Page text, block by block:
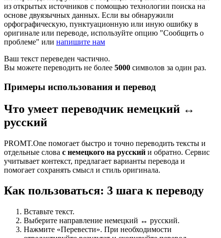
из открытых источников с помощью технологии поиска на
основе двуязычных данных. Если вы обнаружили
орфографическую, пунктуационную или иную ошибку в
оригинале или переводе, используйте опцию "Сообщить о
проблеме" или напишите нам
Ваш текст переведен частично.
Вы можете переводить не более 5000 символов за один раз.
Примеры использования и перевод
Что умеет переводчик немецкий ↔
русский
PROMT.One помогает быстро и точно переводить тексты и
отдельные слова с немецкого на русский и обратно. Сервис
учитывает контекст, предлагает варианты перевода и
помогает сохранять смысл и стиль оригинала.
Как пользоваться: 3 шага к переводу
Вставьте текст.
Выберите направление немецкий ↔ русский.
Нажмите «Перевести». При необходимости